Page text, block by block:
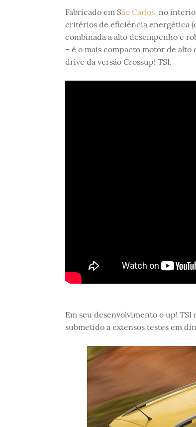
Fabricado em São Carlos, no
critérios de eficiência energética
combinada a alto desempenho e
– é o mais compacto motor de
drive da versão Crossup! TSI.
Em seu desenvolvimento o up!
submetido a extensos testes em